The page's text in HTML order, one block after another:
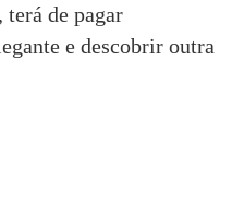
terá de pagar
e descobrir outra